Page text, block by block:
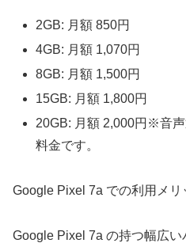
2GB: 月額 850円
4GB: 月額 1,070円
8GB: 月額 1,500円
15GB: 月額 1,800円
20GB: 月額 2,000円※音
料金です。
Google Pixel 7a での利用メリ
Google Pixel 7a の持つ幅広